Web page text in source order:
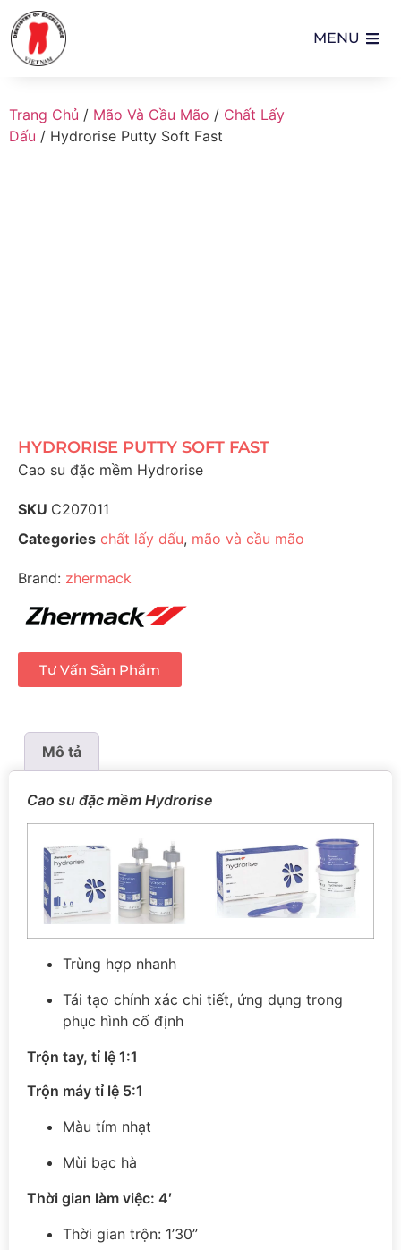
MENU
Trang Chủ / Mão Và Cầu Mão / Chất Lấy
Dấu / Hydrorise Putty Soft Fast
HYDRORISE PUTTY SOFT FAST
Cao su đặc mềm Hydrorise
SKU C207011
Categories chất lấy dấu, mão và cầu mão
Brand: zhermack
Tư Vấn Sản Phẩm
Mô tả
Cao su đặc mềm Hydrorise
Trùng hợp nhanh
Tái tạo chính xác chi tiết, ứng dụng trong
phục hình cố định
Trộn tay, tỉ lệ 1:1
Trộn máy tỉ lệ 5:1
Màu tím nhạt
Mùi bạc hà
Thời gian làm việc: 4′
Thời gian trộn: 1’30”